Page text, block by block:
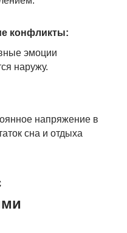
конфликты:
эмоции
наружу.
напряжение в
сна и отдыха